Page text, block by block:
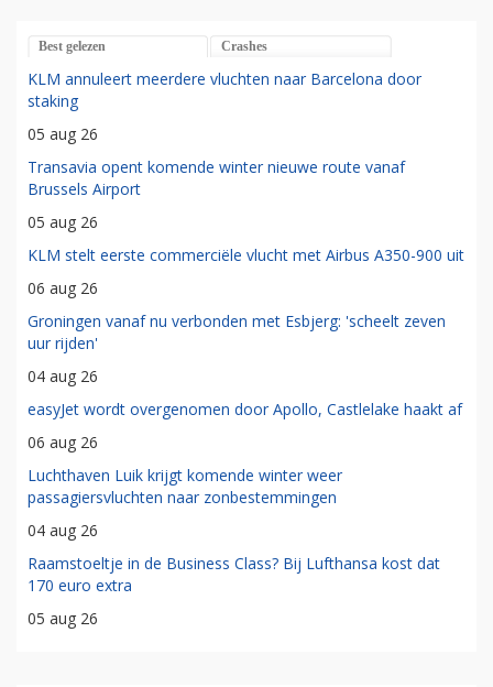
Best gelezen Crashes
KLM annuleert meerdere vluchten naar Barcelona door
staking
05 aug 26
Transavia opent komende winter nieuwe route vanaf
Brussels Airport
05 aug 26
KLM stelt eerste commerciële vlucht met Airbus A350-900 uit
06 aug 26
Groningen vanaf nu verbonden met Esbjerg: 'scheelt zeven
uur rijden'
04 aug 26
easyJet wordt overgenomen door Apollo, Castlelake haakt af
06 aug 26
Luchthaven Luik krijgt komende winter weer
passagiersvluchten naar zonbestemmingen
04 aug 26
Raamstoeltje in de Business Class? Bij Lufthansa kost dat
170 euro extra
05 aug 26